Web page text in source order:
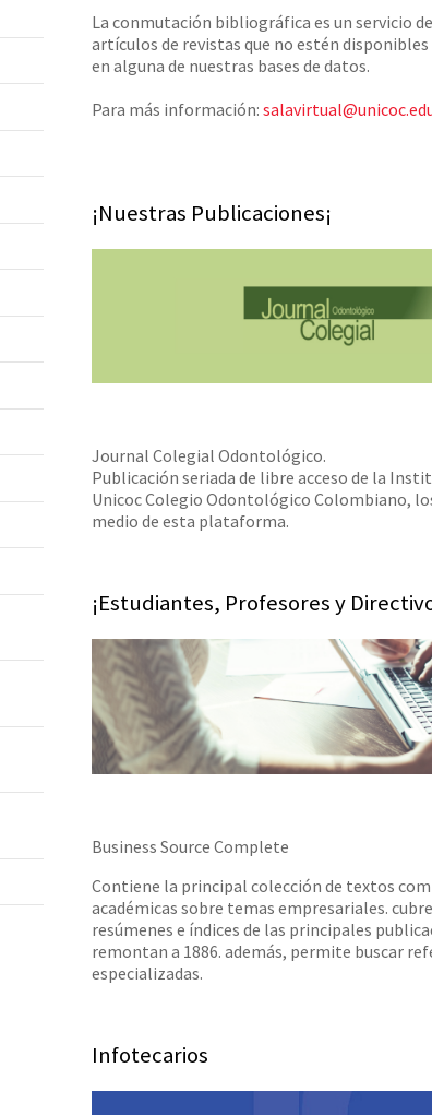
La conmutación bibliográfica es un servicio
artículos de revistas que no estén
en alguna de nuestras bases de datos.
Para más información:
¡Nuestras Publicaciones¡
Journal Colegial Odontológico.
Publicación seriada de libre acceso de la
Unicoc Colegio Odontológico Colombiano,
medio de esta plataforma.
¡Estudiantes, Profesores y
Business Source Complete
Contiene la principal colección de textos
académicas sobre temas empresariales.
resúmenes e índices de las principales
remontan a 1886. además, permite buscar
especializadas.
Infotecarios